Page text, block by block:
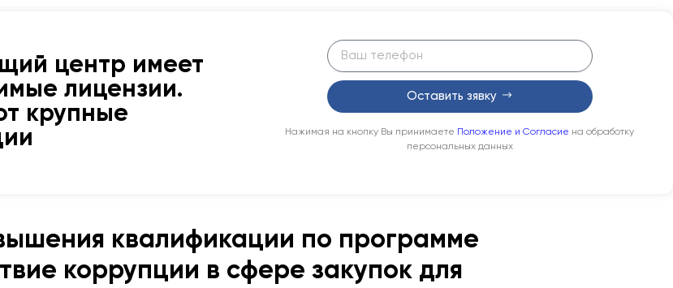
центр имеет
лицензии.
крупные
Оставить зявку
Нажимая на кнопку Вы принимаете Положение и Согласие на обработку
персональных данных
квалификации по программе
коррупции в сфере закупок для